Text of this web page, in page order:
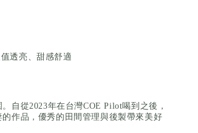
透亮、甜感舒適
自從2023年在台灣COE Pilot喝到之後，
作品，優秀的田間管理與後製帶來美好